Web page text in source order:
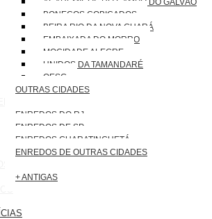
BONECOS COBIÇADOS
BEIRA RIO DA NOVA GUARÁ
EMBAIXADA DO MORRO
MOCIDADE ALEGRE
UNIDOS DA TAMANDARÉ
OESG
OUTRAS CIDADES
ENREDOS DO RJ
ENREDOS DE SP
ENREDOS GUARATINGUETÁ
ENREDOS DE OUTRAS CIDADES
+ ANTIGAS